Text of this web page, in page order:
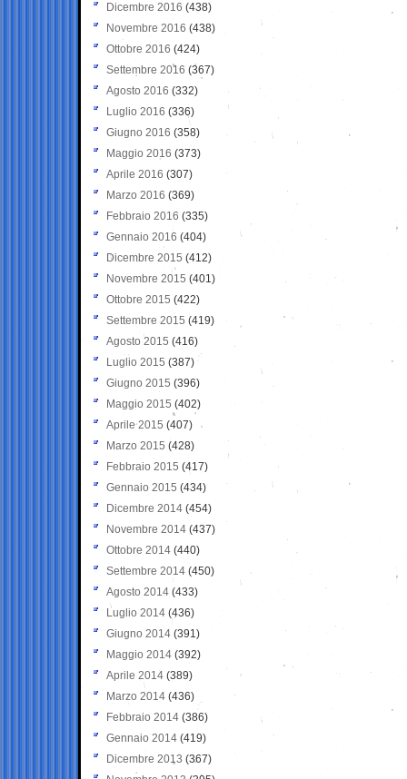
Dicembre 2016 (438)
Novembre 2016 (438)
Ottobre 2016 (424)
Settembre 2016 (367)
Agosto 2016 (332)
Luglio 2016 (336)
Giugno 2016 (358)
Maggio 2016 (373)
Aprile 2016 (307)
Marzo 2016 (369)
Febbraio 2016 (335)
Gennaio 2016 (404)
Dicembre 2015 (412)
Novembre 2015 (401)
Ottobre 2015 (422)
Settembre 2015 (419)
Agosto 2015 (416)
Luglio 2015 (387)
Giugno 2015 (396)
Maggio 2015 (402)
Aprile 2015 (407)
Marzo 2015 (428)
Febbraio 2015 (417)
Gennaio 2015 (434)
Dicembre 2014 (454)
Novembre 2014 (437)
Ottobre 2014 (440)
Settembre 2014 (450)
Agosto 2014 (433)
Luglio 2014 (436)
Giugno 2014 (391)
Maggio 2014 (392)
Aprile 2014 (389)
Marzo 2014 (436)
Febbraio 2014 (386)
Gennaio 2014 (419)
Dicembre 2013 (367)